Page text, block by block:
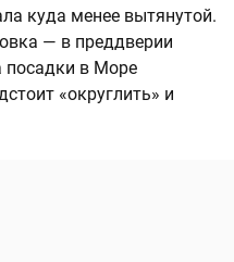
куда менее вытянутой.
— в преддверии
посадки в Море
«округлить» и